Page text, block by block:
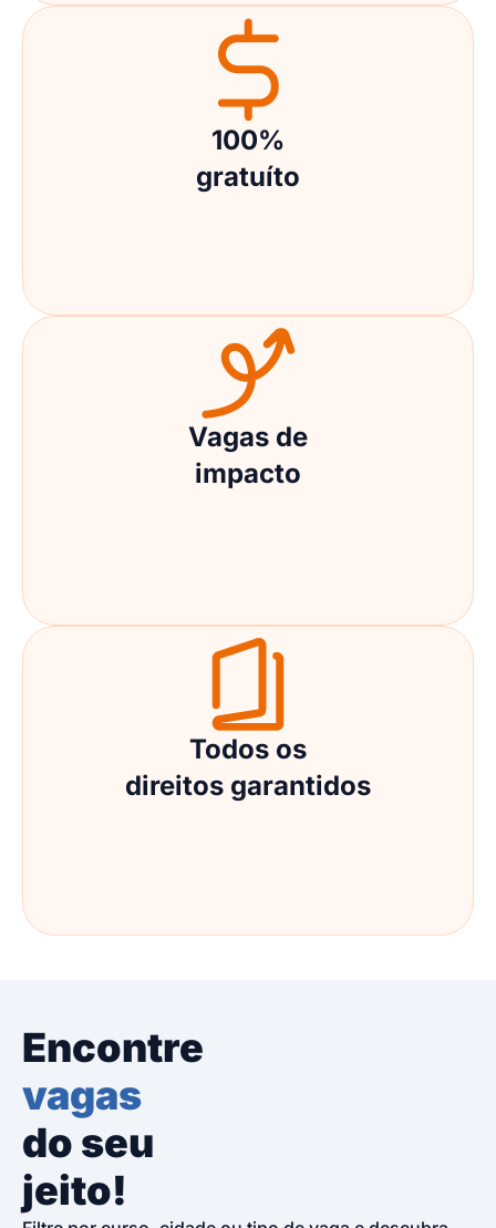
100%
gratuíto
Vagas de
impacto
Todos os
direitos garantidos
Encontre
vagas
do seu
jeito!